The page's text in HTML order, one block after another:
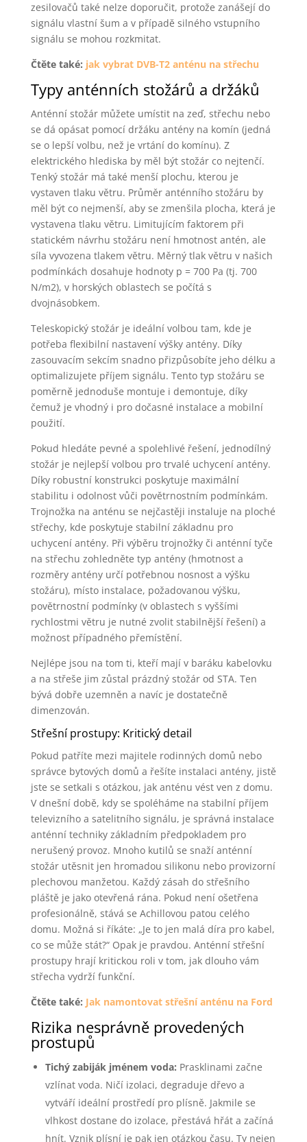
zesilovačů také nelze doporučit, protože zanášejí do
signálu vlastní šum a v případě silného vstupního
signálu se mohou rozkmitat.
Čtěte také: jak vybrat DVB-T2 anténu na střechu
Typy anténních stožárů a držáků
Anténní stožár můžete umístit na zeď, střechu nebo
se dá opásat pomocí držáku antény na komín (jedná
se o lepší volbu, než je vrtání do komínu). Z
elektrického hlediska by měl být stožár co nejtenčí.
Tenký stožár má také menší plochu, kterou je
vystaven tlaku větru. Průměr anténního stožáru by
měl být co nejmenší, aby se zmenšila plocha, která je
vystavena tlaku větru. Limitujícím faktorem při
statickém návrhu stožáru není hmotnost antén, ale
síla vyvozena tlakem větru. Měrný tlak větru v našich
podmínkách dosahuje hodnoty p = 700 Pa (tj. 700
N/m2), v horských oblastech se počítá s
dvojnásobkem.
Teleskopický stožár je ideální volbou tam, kde je
potřeba flexibilní nastavení výšky antény. Díky
zasouvacím sekcím snadno přizpůsobíte jeho délku a
optimalizujete příjem signálu. Tento typ stožáru se
poměrně jednoduše montuje i demontuje, díky
čemuž je vhodný i pro dočasné instalace a mobilní
použití.
Pokud hledáte pevné a spolehlivé řešení, jednodílný
stožár je nejlepší volbou pro trvalé uchycení antény.
Díky robustní konstrukci poskytuje maximální
stabilitu i odolnost vůči povětrnostním podmínkám.
Trojnožka na anténu se nejčastěji instaluje na ploché
střechy, kde poskytuje stabilní základnu pro
uchycení antény. Při výběru trojnožky či anténní tyče
na střechu zohledněte typ antény (hmotnost a
rozměry antény určí potřebnou nosnost a výšku
stožáru), místo instalace, požadovanou výšku,
povětrnostní podmínky (v oblastech s vyššími
rychlostmi větru je nutné zvolit stabilnější řešení) a
možnost případného přemístění.
Nejlépe jsou na tom ti, kteří mají v baráku kabelovku
a na střeše jim zůstal prázdný stožár od STA. Ten
bývá dobře uzemněn a navíc je dostatečně
dimenzován.
Střešní prostupy: Kritický detail
Pokud patříte mezi majitele rodinných domů nebo
správce bytových domů a řešíte instalaci antény, jistě
jste se setkali s otázkou, jak anténu vést ven z domu.
V dnešní době, kdy se spoléháme na stabilní příjem
televizního a satelitního signálu, je správná instalace
anténní techniky základním předpokladem pro
nerušený provoz. Mnoho kutilů se snaží anténní
stožár utěsnit jen hromadou silikonu nebo provizorní
plechovou manžetou. Každý zásah do střešního
pláště je jako otevřená rána. Pokud není ošetřena
profesionálně, stává se Achillovou patou celého
domu. Možná si říkáte: „Je to jen malá díra pro kabel,
co se může stát?“ Opak je pravdou. Anténní střešní
prostupy hrají kritickou roli v tom, jak dlouho vám
střecha vydrží funkční.
Čtěte také: Jak namontovat střešní anténu na Ford
Rizika nesprávně provedených
prostupů
Tichý zabiják jménem voda: Prasklinami začne
vzlínat voda. Ničí izolaci, degraduje dřevo a
vytváří ideální prostředí pro plísně. Jakmile se
vlhkost dostane do izolace, přestává hřát a začíná
hnít. Vznik plísní je pak jen otázkou času. Ty nejen